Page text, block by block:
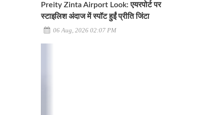
Preity Zinta Airport Look: एयरपोर्ट पर
स्टाइलिश अंदाज में स्पॉट हुईं प्रीति जिंटा
06 Aug, 2026 02:07 PM